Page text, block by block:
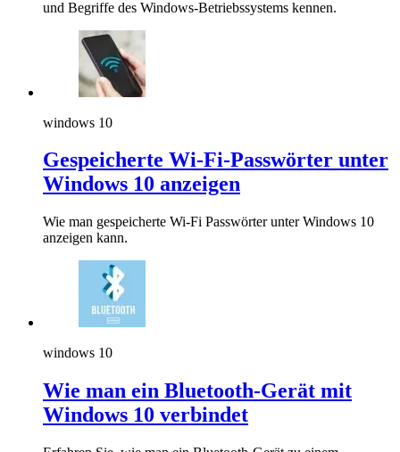
und Begriffe des Windows-Betriebssystems kennen.
windows 10
Gespeicherte Wi-Fi-Passwörter unter
Windows 10 anzeigen
Wie man gespeicherte Wi-Fi Passwörter unter Windows 10
anzeigen kann.
windows 10
Wie man ein Bluetooth-Gerät mit
Windows 10 verbindet